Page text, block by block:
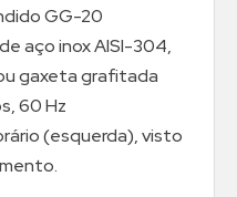
GG-20
aço inox AISI-304,
gaxeta grafitada
60 Hz
(esquerda), visto